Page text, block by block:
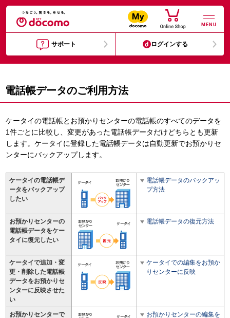
MENU
サポート ログインする
電話帳データのご利用方法
ケータイの電話帳とお預かりセンターの電話帳のすべてのデータを
1件ごとに比較し、変更があった電話帳データだけどちらとも更新
します。ケータイに登録した電話帳データは自動更新でお預かりセ
ンターにバックアップします。
ケータイの電話帳デ
ータをバックアップ
したい
電話帳データのバックアッ
プ方法
お預かりセンターの
電話帳データをケー
タイに復元したい
電話帳データの復元方法
ケータイで追加・変
更・削除した電話帳
データをお預かりセ
ンターに反映させた
い
ケータイでの編集をお預か
りセンターに反映
お預かりセンターで
お預かりセンターの編集を